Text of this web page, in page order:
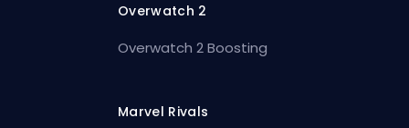
Overwatch 2
Overwatch 2 Boosting
Marvel Rivals